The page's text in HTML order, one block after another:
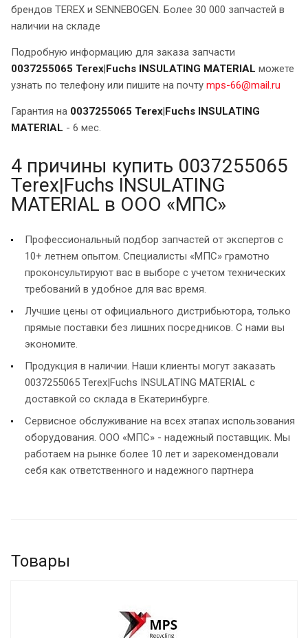
брендов TEREX и SENNEBOGEN. Более 30 000 запчастей в
наличии на складе
Подробную информацию для заказа запчасти
0037255065 Terex|Fuchs INSULATING MATERIAL можете
узнать по телефону или пишите на почту mps-66@mail.ru
Гарантия на 0037255065 Terex|Fuchs INSULATING
MATERIAL - 6 мес.
4 причины купить 0037255065
Terex|Fuchs INSULATING
MATERIAL в ООО «МПС»
Профессиональный подбор запчастей от экспертов с
10+ летнем опытом. Специалисты «МПС» грамотно
проконсультируют вас в выборе с учетом технических
требований в удобное для вас время.
Лучшие цены от официального дистрибьютора, только
прямые поставки без лишних посредников. С нами вы
экономите.
Продукция в наличии. Наши клиенты могут заказать
0037255065 Terex|Fuchs INSULATING MATERIAL с
доставкой со склада в Екатеринбурге.
Сервисное обслуживание на всех этапах использования
оборудования. ООО «МПС» - надежный поставщик. Мы
работаем на рынке более 10 лет и зарекомендовали
себя как ответственного и надежного партнера
Товары